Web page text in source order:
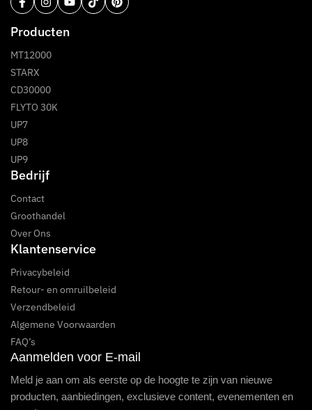
Producten
MT12000
STARX
CD30000
FLYTO 30K
UP7
UP8
UP9
Bedrijf
Contact
Groothandel
Over Ons
Klantenservice
Privacybeleid
Retour- en omruilbeleid
Verzendbeleid
Algemene Voorwaarden
FAQ’s
Aanmelden voor E-mail
Meld je aan om als eerste op de hoogte te zijn van nieuwe
producten, aanbiedingen, exclusieve content, evenementen en